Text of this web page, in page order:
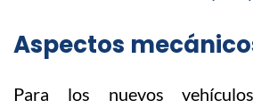
Aspectos
Para los nuevos